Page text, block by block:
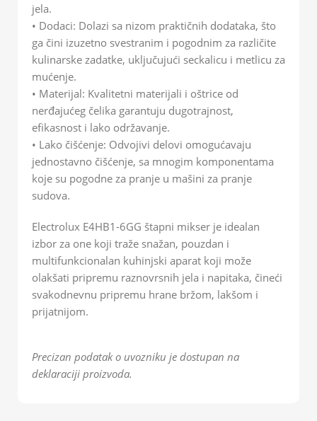
jela.
• Dodaci: Dolazi sa nizom praktičnih dodataka, što
ga čini izuzetno svestranim i pogodnim za različite
kulinarske zadatke, uključujući seckalicu i metlicu za
mućenje.
• Materijal: Kvalitetni materijali i oštrice od
nerđajućeg čelika garantuju dugotrajnost,
efikasnost i lako održavanje.
• Lako čišćenje: Odvojivi delovi omogućavaju
jednostavno čišćenje, sa mnogim komponentama
koje su pogodne za pranje u mašini za pranje
sudova.
Electrolux E4HB1-6GG štapni mikser je idealan
izbor za one koji traže snažan, pouzdan i
multifunkcionalan kuhinjski aparat koji može
olakšati pripremu raznovrsnih jela i napitaka, čineći
svakodnevnu pripremu hrane bržom, lakšom i
prijatnijom.
Precizan podatak o uvozniku je dostupan na
deklaraciji proizvoda.